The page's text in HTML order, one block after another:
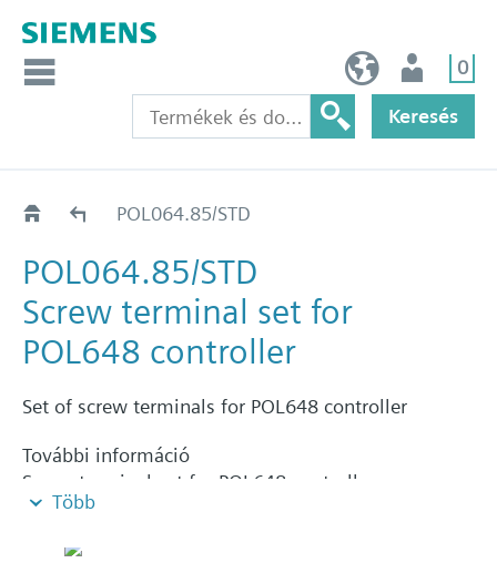
0
Keresés
KatalógusPOL064.85/STD
POL064.85/STD
Screw terminal set for
POL648 controller
Set of screw terminals for POL648 controller
További információ
Screw terminal set for POL648 controller
Több